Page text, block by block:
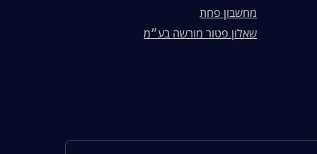
מחשבון פחת
שאלון פטור מורשה בע״מ